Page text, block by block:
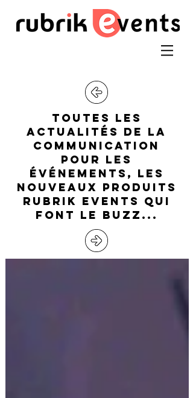
toutes les
actualitÉs de la
communication
pour les
ÉvÉnements, les
nouveaux produits
RUBRIK EVENTS qui
font le buzz...